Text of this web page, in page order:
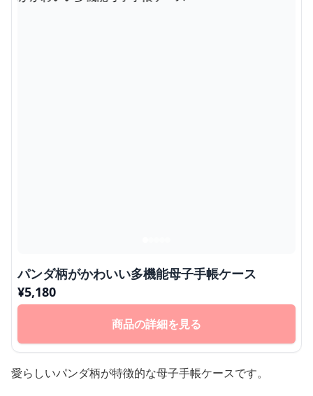
パンダ柄がかわいい多機能母子手帳ケース
¥5,180
商品の詳細を見る
愛らしいパンダ柄が特徴的な母子手帳ケースです。